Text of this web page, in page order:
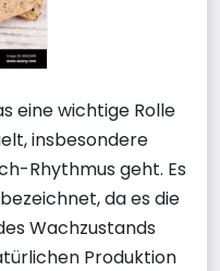
eine wichtige Rolle
insbesondere
Rhythmus geht. Es
da es die
Wachzustands
Produktion